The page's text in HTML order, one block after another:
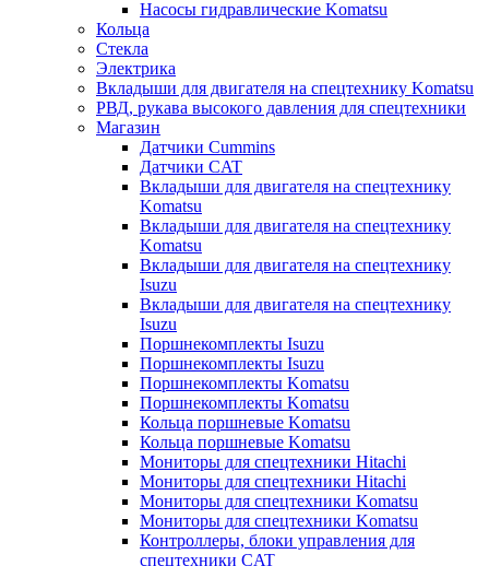
Насосы гидравлические Komatsu
Кольца
Стекла
Электрика
Вкладыши для двигателя на спецтехнику Komatsu
РВД, рукава высокого давления для спецтехники
Магазин
Датчики Cummins
Датчики CAT
Вкладыши для двигателя на спецтехнику
Komatsu
Вкладыши для двигателя на спецтехнику
Komatsu
Вкладыши для двигателя на спецтехнику
Isuzu
Вкладыши для двигателя на спецтехнику
Isuzu
Поршнекомплекты Isuzu
Поршнекомплекты Isuzu
Поршнекомплекты Komatsu
Поршнекомплекты Komatsu
Кольца поршневые Komatsu
Кольца поршневые Komatsu
Мониторы для спецтехники Hitachi
Мониторы для спецтехники Hitachi
Мониторы для спецтехники Komatsu
Мониторы для спецтехники Komatsu
Контроллеры, блоки управления для
спецтехники CAT